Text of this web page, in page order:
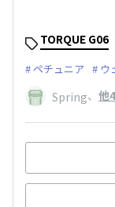
TORQUE G06
ペチュニア ウ
Spring、 他